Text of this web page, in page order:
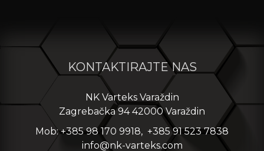
KONTAKTIRAJTE NAS
NK Varteks Varaždin
Zagrebačka 94 42000 Varaždin
Mob: +385 98 170 9918, +385 91 523 7838
info@nk-varteks.com